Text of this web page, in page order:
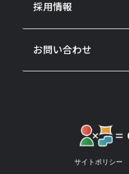
採用情報
お問い合わせ
サイトポリシー